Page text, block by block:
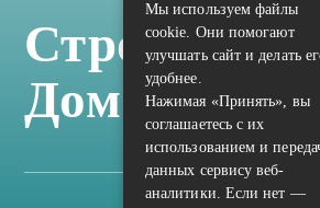
Стройка
Дом Отделка
Мы используем файлы
cookie. Они помогают
улучшать сайт и делать
удобнее.
Нажимая «Принять», вы
соглашаетесь с их
использованием и
данных сервису веб-
аналитики. Если нет —